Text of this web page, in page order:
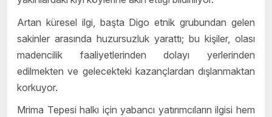
Artan küresel ilgi, başta Digo etnik grubundan gelen
sakinler arasında huzursuzluk yarattı; bu kişiler, olası
madencilik faaliyetlerinden dolayı yerlerinden
edilmekten ve gelecekteki kazançlardan dışlanmaktan
korkuyor.
Mrima Tepesi halkı için yabancı yatırımcıların ilgisi hem